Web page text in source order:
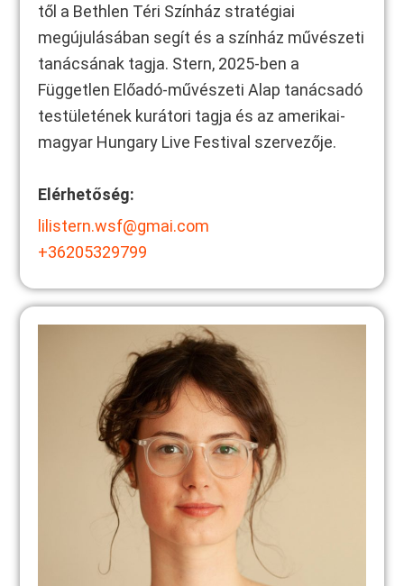
től a Bethlen Téri Színház stratégiai
megújulásában segít és a színház művészeti
tanácsának tagja. Stern, 2025-ben a
Független Előadó-művészeti Alap tanácsadó
testületének kurátori tagja és az amerikai-
magyar Hungary Live Festival szervezője.
Elérhetőség:
lilistern.wsf@gmai.com
+36205329799